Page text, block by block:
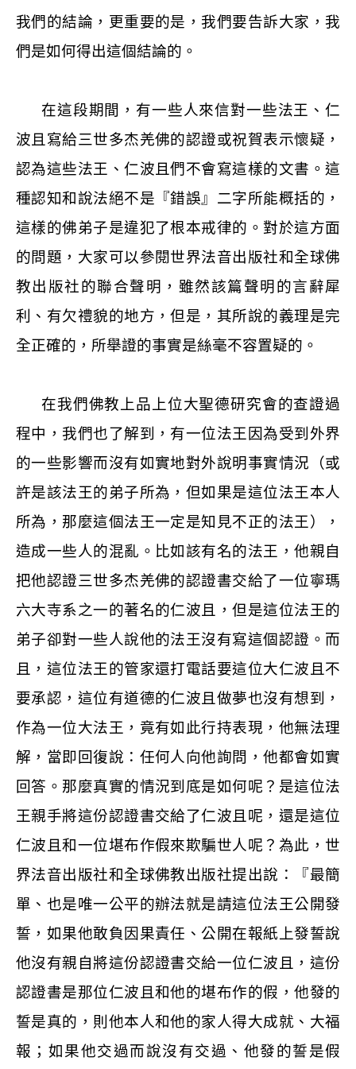
我們的結論，更重要的是，我們要告訴大家，我
們是如何得出這個結論的。
在這段期間，有一些人來信對一些法王、仁
波且寫給三世多杰羌佛的認證或祝賀表示懷疑，
認為這些法王、仁波且們不會寫這樣的文書。這
種認知和說法絕不是『錯誤』二字所能概括的，
這樣的佛弟子是違犯了根本戒律的。對於這方面
的問題，大家可以參閱世界法音出版社和全球佛
教出版社的聯合聲明，雖然該篇聲明的言辭犀
利、有欠禮貌的地方，但是，其所說的義理是完
全正確的，所舉證的事實是絲毫不容置疑的。
在我們佛教上品上位大聖德研究會的查證過
程中，我們也了解到，有一位法王因為受到外界
的一些影響而沒有如實地對外說明事實情況（或
許是該法王的弟子所為，但如果是這位法王本人
所為，那麼這個法王一定是知見不正的法王），
造成一些人的混亂。比如該有名的法王，他親自
把他認證三世多杰羌佛的認證書交給了一位寧瑪
六大寺系之一的著名的仁波且，但是這位法王的
弟子卻對一些人說他的法王沒有寫這個認證。而
且，這位法王的管家還打電話要這位大仁波且不
要承認，這位有道德的仁波且做夢也沒有想到，
作為一位大法王，竟有如此行持表現，他無法理
解，當即回復說：任何人向他詢問，他都會如實
回答。那麼真實的情況到底是如何呢？是這位法
王親手將這份認證書交給了仁波且呢，還是這位
仁波且和一位堪布作假來欺騙世人呢？為此，世
界法音出版社和全球佛教出版社提出說：『最簡
單、也是唯一公平的辦法就是請這位法王公開發
誓，如果他敢負因果責任、公開在報紙上發誓說
他沒有親自將這份認證書交給一位仁波且，這份
認證書是那位仁波且和他的堪布作的假，他發的
誓是真的，則他本人和他的家人得大成就、大福
報；如果他交過而說沒有交過、他發的誓是假